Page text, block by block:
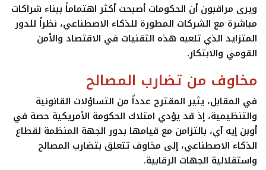
ويرى مراقبون أن الحكومات أصبحت أكثر اهتماماً ببناء شراكات
مباشرة مع الشركات المطورة للذكاء الاصطناعي، نظراً للدور
المتزايد الذي تلعبه هذه التقنيات في الاقتصاد والأمن
القومي والابتكار.
مخاوف من تضارب المصالح
في المقابل، يثير المقترح عدداً من التساؤلات القانونية
والتنظيمية، إذ قد يؤدي امتلاك الحكومة الأمريكية حصة في
أوبن إيه آي، بالتزامن مع قيامها بدور الجهة المنظمة لقطاع
الذكاء الاصطناعي، إلى مخاوف تتعلق بتضارب المصالح
واستقلالية الجهات الرقابية.